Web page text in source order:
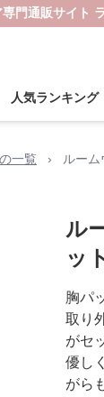
専門通販サイト
人気ランキング
一覧 › ルー
ル
ッ
胸パ
取り
がセ
優し
がら